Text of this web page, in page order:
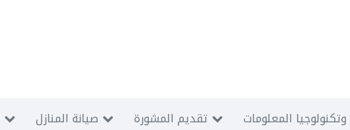
صيانة المنازل تقديم المشورة
المعلومات